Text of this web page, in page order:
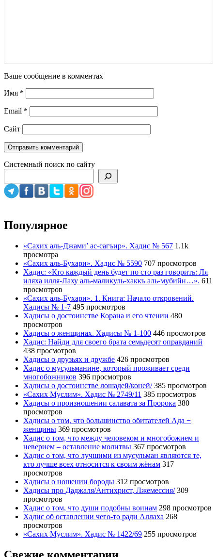
Ваше сообщение в комментах
Имя *
Email *
Сайт
Системный поиск по сайту
Популярное
«Сахих аль-Джами’ ас-сагъир». Хадис № 567 1.1k
просмотра
«Сахих аль-Бухари». Хадис № 5590 707 просмотров
Хадис: «Кто каждый день будет по сто раз говорить: Ля
иляха илля-Лаху аль-маликуль-хаккъ аль-мубийн…». 611
просмотров
«Сахих аль-Бухари». 1. Книга: Начало откровений.
Хадисы № 1-7 495 просмотров
Хадисы о достоинстве Корана и его чтении 480
просмотров
Хадисы о женщинах. Хадисы № 1-100 446 просмотров
Хадис: Найди для своего брата семьдесят оправданий
438 просмотров
Хадисы о друзьях и дружбе 426 просмотров
Хадис о мусульманине, который проживает среди
многобожников 396 просмотров
Хадисы о достоинстве лошадей/коней/ 385 просмотров
«Сахих Муслим». Хадис № 2749/11 385 просмотров
Хадисы о произношении салавата за Пророка 380
просмотров
Хадисы о том, что большинство обитателей Ада −
женщины 369 просмотров
Хадис о том, что между человеком и многобожием и
неверием – оставление молитвы 367 просмотров
Хадис о том, что лучшими из мусульман являются те,
кто лучше всех относится к своим жёнам 317
просмотров
Хадисы о ношении бороды 312 просмотров
Хадисы про Даджаля/Антихрист, Лжемессия/ 309
просмотров
Хадис о том, что души подобны воинам 298 просмотров
Хадис об оставлении чего-то ради Аллаха 268
просмотров
«Сахих Муслим». Хадис № 1422/69 255 просмотров
Свежие комментарии